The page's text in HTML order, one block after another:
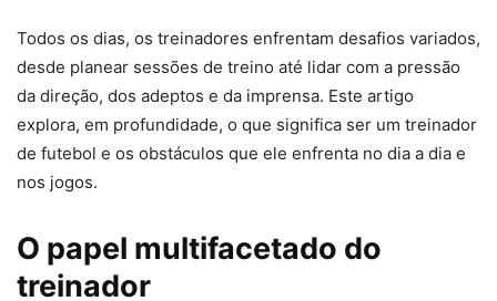
Todos os dias, os treinadores enfrentam desafios variados,
desde planear sessões de treino até lidar com a pressão
da direção, dos adeptos e da imprensa. Este artigo
explora, em profundidade, o que significa ser um treinador
de futebol e os obstáculos que ele enfrenta no dia a dia e
nos jogos.
O papel multifacetado do
treinador